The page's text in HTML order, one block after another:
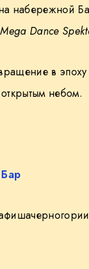
набережной
Mega Dance
в
небом.
Бар